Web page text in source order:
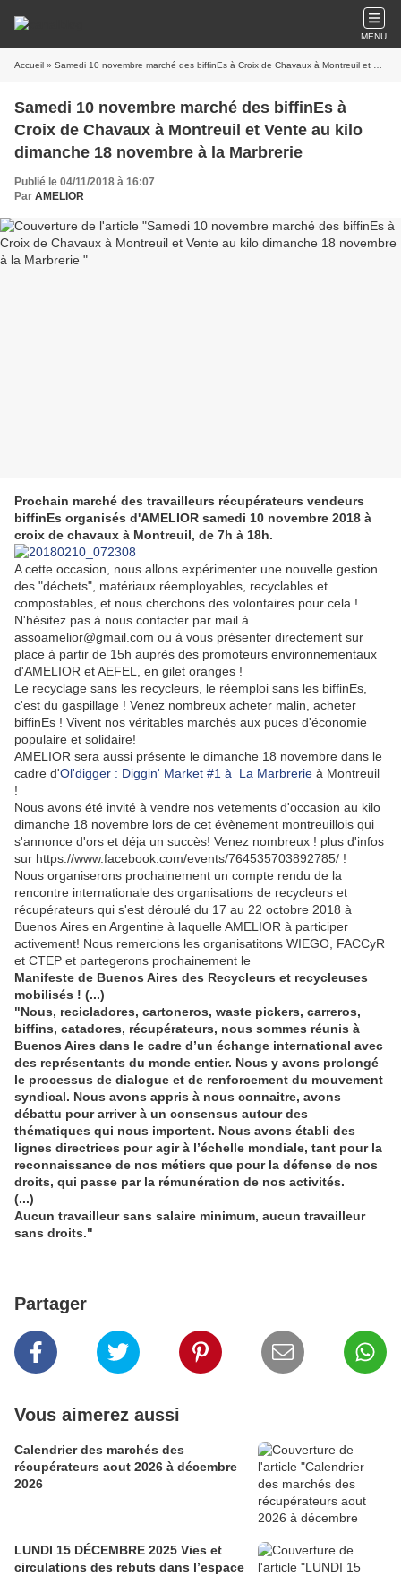
MENU
Accueil » Samedi 10 novembre marché des biffinEs à Croix de Chavaux à Montreuil et Vente au kilo dimanche 18 novembre à la Marbrerie
Samedi 10 novembre marché des biffinEs à
Croix de Chavaux à Montreuil et Vente au kilo
dimanche 18 novembre à la Marbrerie
Publié le 04/11/2018 à 16:07
Par AMELIOR
Prochain marché des travailleurs récupérateurs vendeurs
biffinEs organisés d'AMELIOR samedi 10 novembre 2018 à
croix de chavaux à Montreuil, de 7h à 18h.
A cette occasion, nous allons expérimenter une nouvelle gestion
des "déchets", matériaux réemployables, recyclables et
compostables, et nous cherchons des volontaires pour cela !
N'hésitez pas à nous contacter par mail à
assoamelior@gmail.com ou à vous présenter directement sur
place à partir de 15h auprès des promoteurs environnementaux
d'AMELIOR et AEFEL, en gilet oranges !
Le recyclage sans les recycleurs, le réemploi sans les biffinEs,
c'est du gaspillage ! Venez nombreux acheter malin, acheter
biffinEs ! Vivent nos véritables marchés aux puces d'économie
populaire et solidaire!
AMELIOR sera aussi présente le dimanche 18 novembre dans le
cadre d'Ol'digger : Diggin' Market #1 à La Marbrerie à Montreuil
!
Nous avons été invité à vendre nos vetements d'occasion au kilo
dimanche 18 novembre lors de cet évènement montreuillois qui
s'annonce d'ors et déja un succès! Venez nombreux ! plus d'infos
sur https://www.facebook.com/events/764535703892785/ !
Nous organiserons prochainement un compte rendu de la
rencontre internationale des organisations de recycleurs et
récupérateurs qui s'est déroulé du 17 au 22 octobre 2018 à
Buenos Aires en Argentine à laquelle AMELIOR à participer
activement! Nous remercions les organisatitons WIEGO, FACCyR
et CTEP et partegerons prochainement le
Manifeste de Buenos Aires des Recycleurs et recycleuses
mobilisés ! (...)
"Nous, recicladores, cartoneros, waste pickers, carreros,
biffins, catadores, récupérateurs, nous sommes réunis à
Buenos Aires dans le cadre d’un échange international avec
des représentants du monde entier. Nous y avons prolongé
le processus de dialogue et de renforcement du mouvement
syndical. Nous avons appris à nous connaitre, avons
débattu pour arriver à un consensus autour des
thématiques qui nous importent. Nous avons établi des
lignes directrices pour agir à l’échelle mondiale, tant pour la
reconnaissance de nos métiers que pour la défense de nos
droits, qui passe par la rémunération de nos activités.
(...)
Aucun travailleur sans salaire minimum, aucun travailleur
sans droits."
Partager
Vous aimerez aussi
Calendrier des marchés des
récupérateurs aout 2026 à décembre
2026
LUNDI 15 DÉCEMBRE 2025 Vies et
circulations des rebuts dans l’espace